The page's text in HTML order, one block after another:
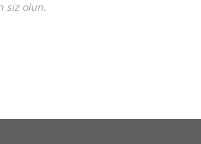
siz olun.